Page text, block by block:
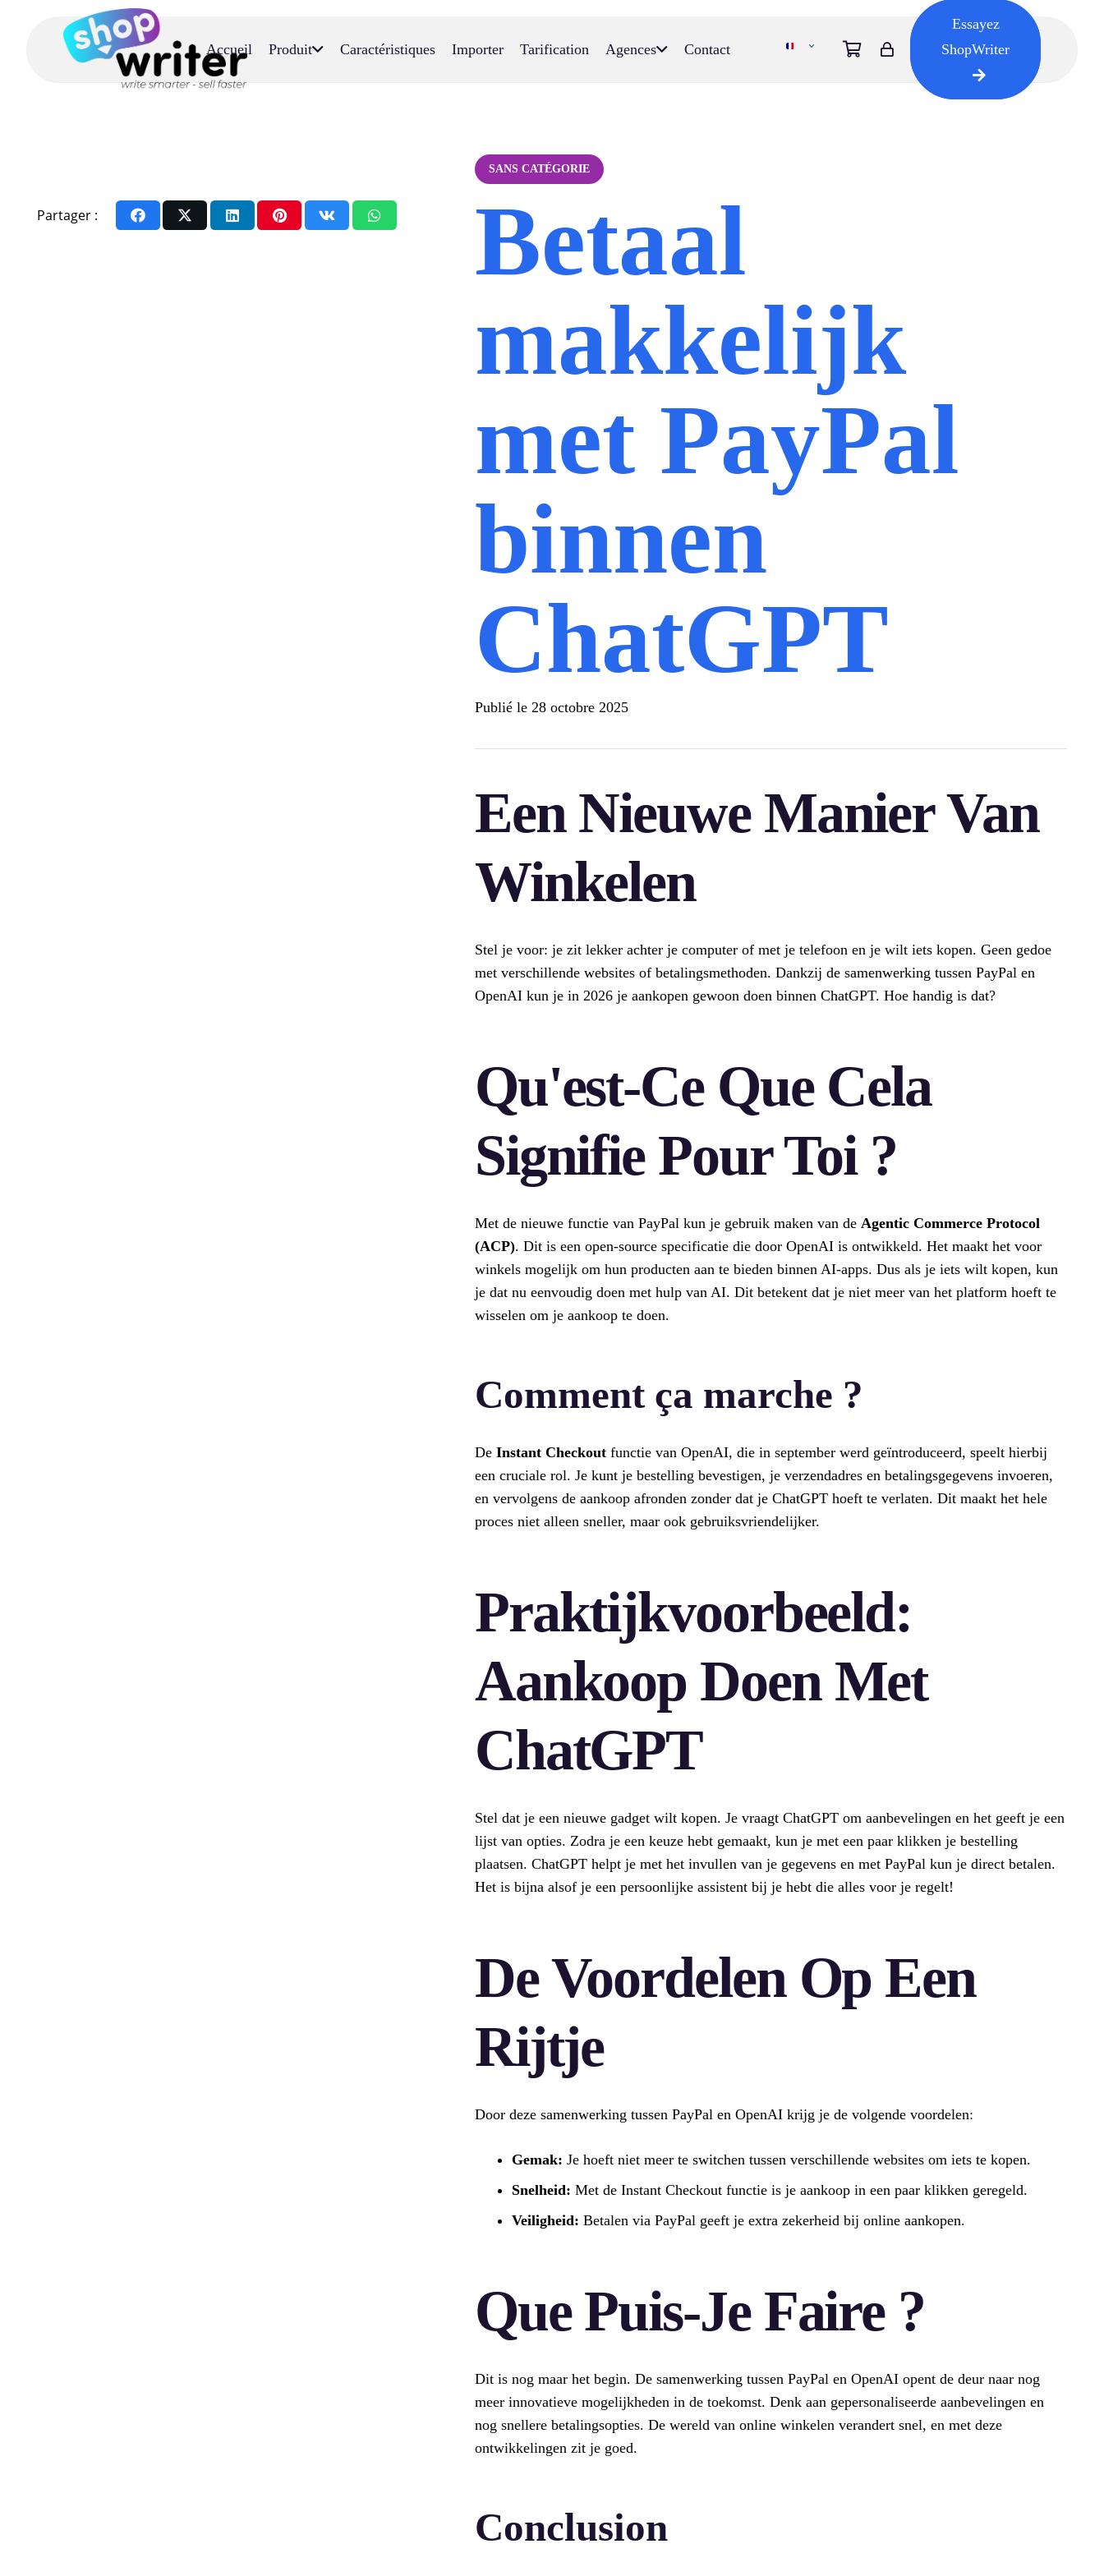
Accueil Produit Caractéristiques Importer Tarification Agences Contact
Essayez
ShopWriter
Partager :
SANS CATÉGORIE
Betaal
makkelijk
met PayPal
binnen
ChatGPT
Publié le 28 octobre 2025
Een Nieuwe Manier Van
Winkelen
Stel je voor: je zit lekker achter je computer of met je telefoon en je wilt iets kopen. Geen gedoe
met verschillende websites of betalingsmethoden. Dankzij de samenwerking tussen PayPal en
OpenAI kun je in 2026 je aankopen gewoon doen binnen ChatGPT. Hoe handig is dat?
Qu'est-Ce Que Cela
Signifie Pour Toi ?
Met de nieuwe functie van PayPal kun je gebruik maken van de Agentic Commerce Protocol
(ACP). Dit is een open-source specificatie die door OpenAI is ontwikkeld. Het maakt het voor
winkels mogelijk om hun producten aan te bieden binnen AI-apps. Dus als je iets wilt kopen, kun
je dat nu eenvoudig doen met hulp van AI. Dit betekent dat je niet meer van het platform hoeft te
wisselen om je aankoop te doen.
Comment ça marche ?
De Instant Checkoutfunctie van OpenAI, die in september werd geïntroduceerd, speelt hierbij
een cruciale rol. Je kunt je bestelling bevestigen, je verzendadres en betalingsgegevens invoeren,
en vervolgens de aankoop afronden zonder dat je ChatGPT hoeft te verlaten. Dit maakt het hele
proces niet alleen sneller, maar ook gebruiksvriendelijker.
Praktijkvoorbeeld:
Aankoop Doen Met
ChatGPT
Stel dat je een nieuwe gadget wilt kopen. Je vraagt ChatGPT om aanbevelingen en het geeft je een
lijst van opties. Zodra je een keuze hebt gemaakt, kun je met een paar klikken je bestelling
plaatsen. ChatGPT helpt je met het invullen van je gegevens en met PayPal kun je direct betalen.
Het is bijna alsof je een persoonlijke assistent bij je hebt die alles voor je regelt!
De Voordelen Op Een
Rijtje
Door deze samenwerking tussen PayPal en OpenAI krijg je de volgende voordelen:
Gemak: Je hoeft niet meer te switchen tussen verschillende websites om iets te kopen.
Snelheid: Met de Instant Checkout functie is je aankoop in een paar klikken geregeld.
Veiligheid: Betalen via PayPal geeft je extra zekerheid bij online aankopen.
Que Puis-Je Faire ?
Dit is nog maar het begin. De samenwerking tussen PayPal en OpenAI opent de deur naar nog
meer innovatieve mogelijkheden in de toekomst. Denk aan gepersonaliseerde aanbevelingen en
nog snellere betalingsopties. De wereld van online winkelen verandert snel, en met deze
ontwikkelingen zit je goed.
Conclusion